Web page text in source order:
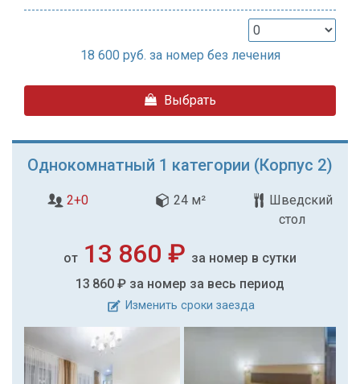
18 600 руб. за номер без лечения
Выбрать
Однокомнатный 1 категории (Корпус 2)
2+0 24 м²
Шведский
стол
от 13 860 ₽ за номер в сутки
13 860 ₽ за номер за весь период
Изменить сроки заезда